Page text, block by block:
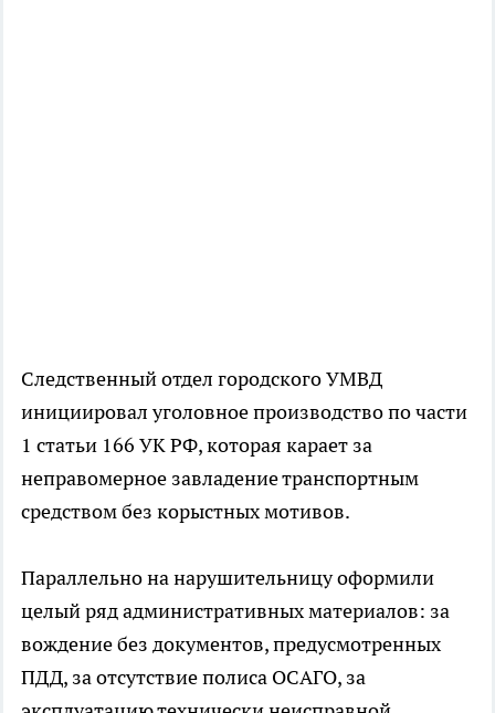
Следственный отдел городского УМВД
инициировал уголовное производство по части
1 статьи 166 УК РФ, которая карает за
неправомерное завладение транспортным
средством без корыстных мотивов.
Параллельно на нарушительницу оформили
целый ряд административных материалов: за
вождение без документов, предусмотренных
ПДД, за отсутствие полиса ОСАГО, за